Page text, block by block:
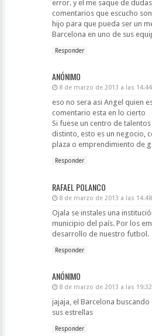
error. y el me saque de
comentarios que escucho
hijo para que pueda ser un
Barcelona en uno de sus
Responder
ANÓNIMO
8 de marzo de 2013 a las 14:44
eso no sera asi Angel quien
comentario esta en lo cierto
Si fuese un centro de
distinto, esto es un negocio,
plaza o emprendimiento de
Responder
RAFAEL POLANCO
8 de marzo de 2013 a las 14:48
Ojala se instales una
municipio del país. Por los
desarrollo de nuestro futbol.
Responder
ANÓNIMO
8 de marzo de 2013 a las 19:32
jajaja, el Barcelona
sus estrellas
Responder